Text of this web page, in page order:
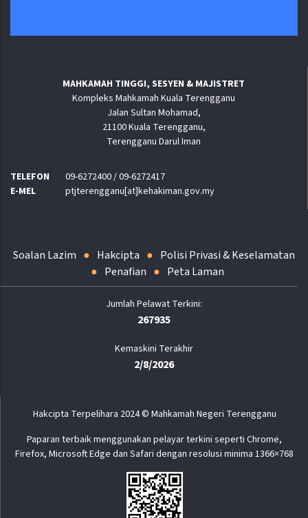
MAHKAMAH TINGGI, SESYEN & MAJISTRET
Kompleks Mahkamah Kuala Terengganu
Jalan Sultan Mohamad,
21100 Kuala Terengganu,
Terengganu Darul Iman
TELEFON
09-6272400 / 09-6272417
E-MEL
ptjterengganu[at]kehakiman.gov.my
Soalan Lazim Hakcipta
Polisi Privasi & Keselamatan
Penafian
Peta Laman
267935
Kemaskini Terakhir
2/8/2026
Hakcipta Terpelihara 2024 © Mahkamah Negeri Terengganu
Paparan terbaik menggunakan pelayar terkini seperti Chrome,
Firefox, Microsoft Edge dan Safari dengan resolusi minima 1366×768